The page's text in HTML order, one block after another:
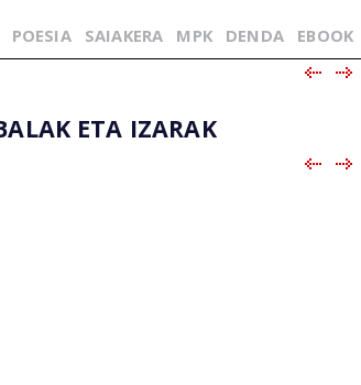
POESIA SAIAKERA MPK DENDA EBOOK
ETA IZARAK